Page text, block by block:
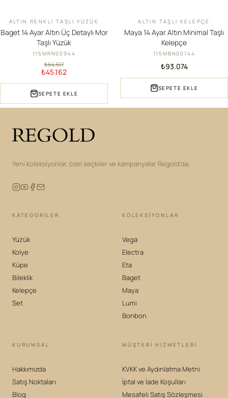
İNDIRIM
ALTIN RENKLI TAŞLI YÜZÜK
Baget 14 Ayar Altın Üç Detaylı Mor
Taşlı Yüzük
115MRN00944
₺64.517
₺45.162
SEPETE EKLE
YENI
ALTIN TAŞLI KELEPÇE
Maya 14 Ayar Altın Minimal Taşlı
Kelepçe
115MBN00144
₺93.074
SEPETE EKLE
Yeni koleksiyonlar, özel seçkiler ve kampanyalar Regold'da.
KATEGORILER
Yüzük
Kolye
Küpe
Bileklik
Kelepçe
Set
KOLEKSIYONLAR
Vega
Electra
Eta
Baget
Maya
Lumi
Bonbon
KURUMSAL
Hakkımızda
Satış Noktaları
Blog
MÜŞTERİ HİZMETLERİ
KVKK ve Aydınlatma Metni
İptal ve İade Koşulları
Mesafeli Satış Sözleşmesi